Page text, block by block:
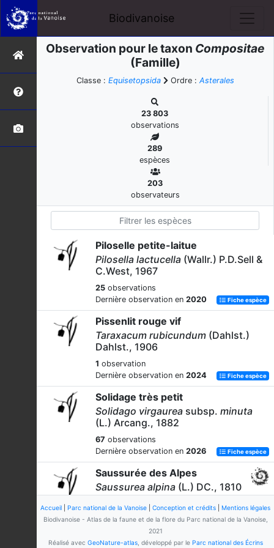
Biodivanoise
Observation pour le taxon Compositae
(Famille)
Classe : Equisetopsida Ordre : Asterales
23 803
observations
289
espèces
203
observateurs
Piloselle petite-laitue
Pilosella lactucella (Wallr.) P.D.Sell &
C.West, 1967
25 observations
Dernière observation en 2020 Fiche espèce
Pissenlit rouge vif
Taraxacum rubicundum (Dahlst.)
Dahlst., 1906
1 observation
Dernière observation en 2024 Fiche espèce
Solidage très petit
Solidago virgaurea subsp. minuta
(L.) Arcang., 1882
67 observations
Dernière observation en 2026 Fiche espèce
Saussurée des Alpes
Saussurea alpina (L.) DC., 1810
277 observations
Dernière observation en
2026 Fiche espèce
Accueil Parc national de la Vanoise Conception et crédits
Mentions légales
Biodivanoise - Atlas de la faune et de la flore du Parc national de la Vanoise,
2021
Réalisé avec GeoNature-atlas, développé par le Parc national des Écrins